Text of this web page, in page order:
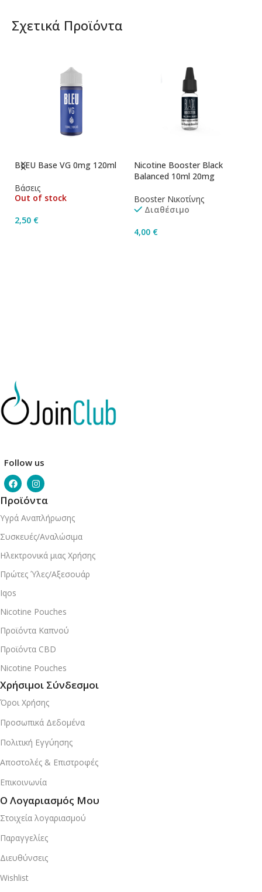
Σχετικά Προϊόντα
BLEU Base VG 0mg 120ml
Βάσεις
Out of stock
2,50 €
Nicotine Booster Black
Balanced 10ml 20mg
Booster Νικοτίνης
Διαθέσιμο
4,00 €
Follow us
Προϊόντα
Υγρά Αναπλήρωσης
Συσκευές/Αναλώσιμα
Ηλεκτρονικά μιας Χρήσης
Πρώτες Ύλες/Αξεσουάρ
Iqos
Nicotine Pouches
Προϊόντα Καπνού
Προϊόντα CBD
Nicotine Pouches
Χρήσιμοι Σύνδεσμοι
Όροι Χρήσης
Προσωπικά Δεδομένα
Πολιτική Εγγύησης
Αποστολές & Επιστροφές
Επικοινωνία
Ο Λογαριασμός Μου
Στοιχεία λογαριασμού
Παραγγελίες
Διευθύνσεις
Wishlist